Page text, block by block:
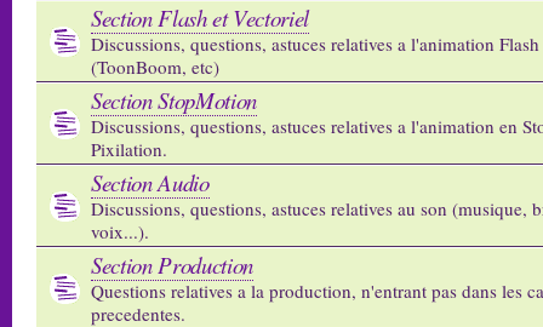
Section Flash et Vectoriel
Discussions, questions, astuces relatives a l'animation
(ToonBoom, etc)
Section StopMotion
Discussions, questions, astuces relatives a l'animation en
Pixilation.
Section Audio
Discussions, questions, astuces relatives au son (musique,
voix...).
Section Production
Questions relatives a la production, n'entrant pas dans les
precedentes.